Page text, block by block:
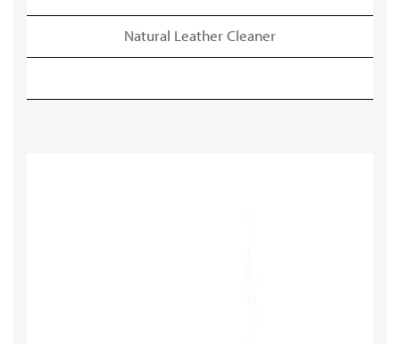
Natural Leather Cleaner